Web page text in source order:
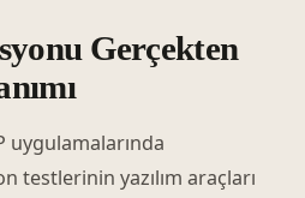
Gerçekten
uygulamalarında
testlerinin yazılım araçları